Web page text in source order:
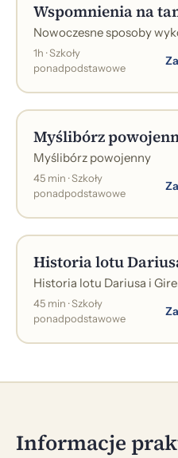
Wspomnienia na
Nowoczesne sposoby
1h · Szkoły
ponadpodstawowe
Myślibórz
Myślibórz powojenny
45 min · Szkoły
ponadpodstawowe
Historia lotu
Historia lotu Dariusa i
45 min · Szkoły
ponadpodstawowe
Informacje